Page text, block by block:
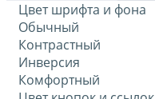
Цвет шрифта и фона
Обычный
Контрастный
Инверсия
Комфортный